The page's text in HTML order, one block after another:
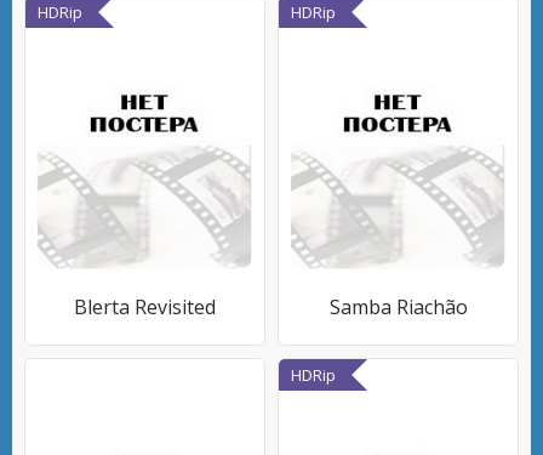
HDRip
Blerta Revisited
HDRip
Samba Riachão
HDRip